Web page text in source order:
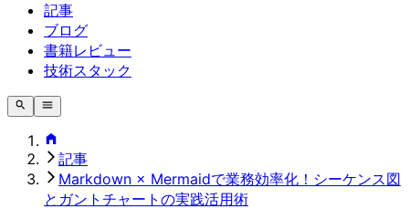
記事
ブログ
書籍レビュー
技術スタック
記事
Markdown × Mermaidで業務効率化！シーケンス図
とガントチャートの実践活用術